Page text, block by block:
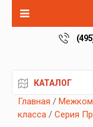
КАТАЛОГ
Главная /
класса / Серия